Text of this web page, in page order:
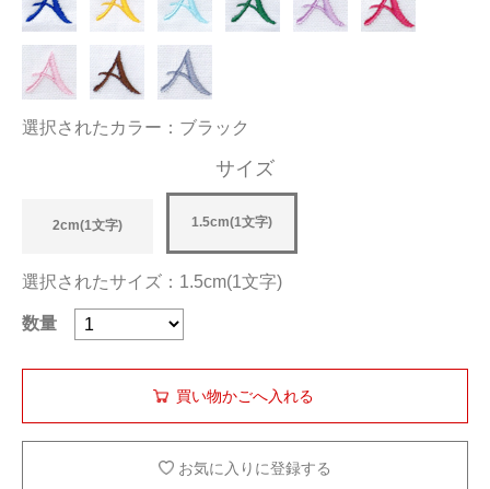
お問い合わせ
選択されたカラー：ブラック
サイズ
2cm(1文字) 1.5cm(1文字)
選択されたサイズ：1.5cm(1文字)
数量
お気に入りに登録する